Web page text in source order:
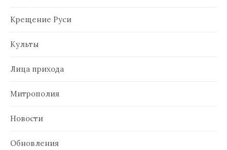
Крещение Руси
Культы
Лица прихода
Митрополия
Новости
Обновления